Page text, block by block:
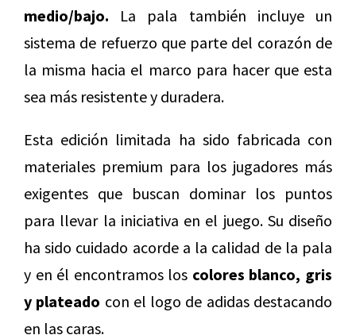
medio/bajo. La pala también incluye un
sistema de refuerzo que parte del corazón de
la misma hacia el marco para hacer que esta
sea más resistente y duradera.
Esta edición limitada ha sido fabricada con
materiales premium para los jugadores más
exigentes que buscan dominar los puntos
para llevar la iniciativa en el juego. Su diseño
ha sido cuidado acorde a la calidad de la pala
y en él encontramos los colores blanco, gris
y plateado con el logo de adidas destacando
en las caras.